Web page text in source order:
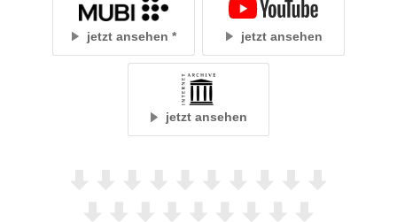
jetzt ansehen jetzt ansehen
jetzt ansehen